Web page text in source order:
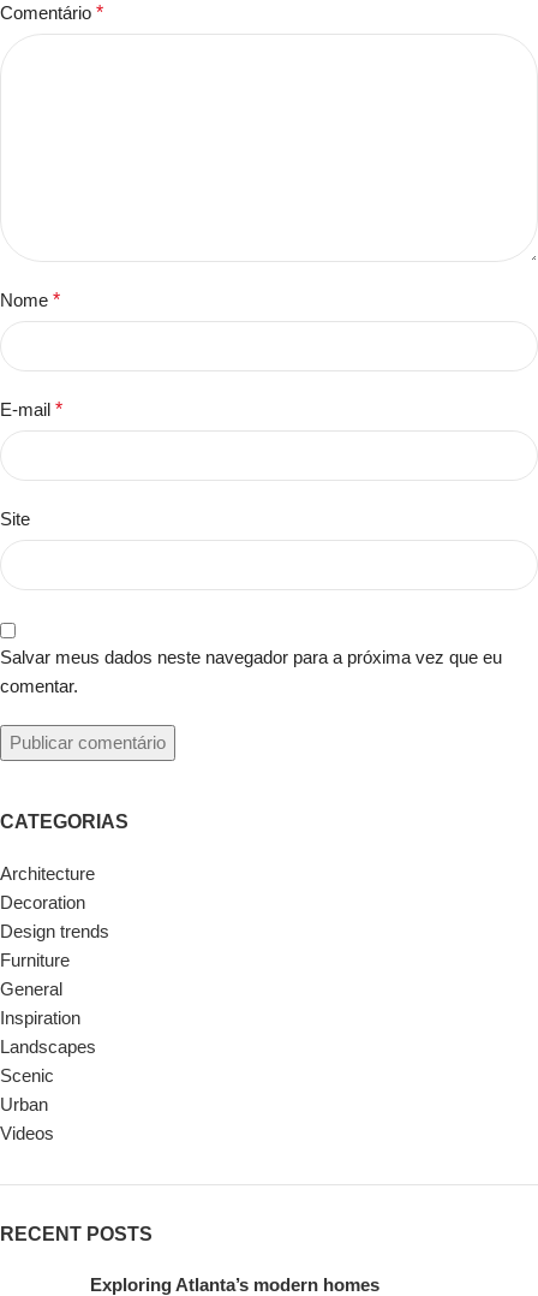
Comentário *
Nome *
E-mail *
Site
Salvar meus dados neste navegador para a próxima vez que eu
comentar.
CATEGORIAS
Architecture
Decoration
Design trends
Furniture
General
Inspiration
Landscapes
Scenic
Urban
Videos
RECENT POSTS
Exploring Atlanta’s modern homes